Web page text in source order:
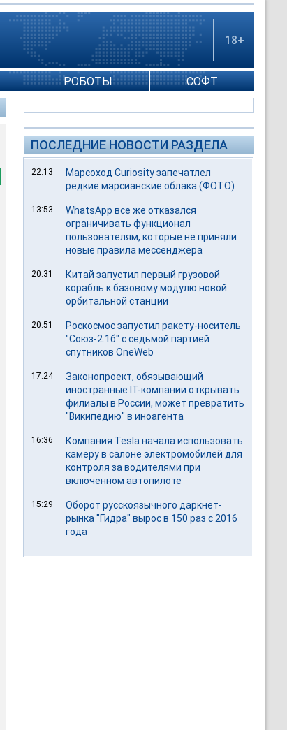
18+
РОБОТЫ СОФТ
ПОСЛЕДНИЕ НОВОСТИ РАЗДЕЛА
22:13
Марсоход Curiosity запечатлел
редкие марсианские облака (ФОТО)
13:53
WhatsApp все же отказался
ограничивать функционал
пользователям, которые не приняли
новые правила мессенджера
20:31
Китай запустил первый грузовой
корабль к базовому модулю новой
орбитальной станции
20:51
Роскосмос запустил ракету-носитель
"Союз-2.1б" с седьмой партией
спутников OneWeb
17:24
Законопроект, обязывающий
иностранные IT-компании открывать
филиалы в России, может превратить
"Википедию" в иноагента
16:36
Компания Tesla начала использовать
камеру в салоне электромобилей для
контроля за водителями при
включенном автопилоте
15:29
Оборот русскоязычного даркнет-
рынка "Гидра" вырос в 150 раз с 2016
года